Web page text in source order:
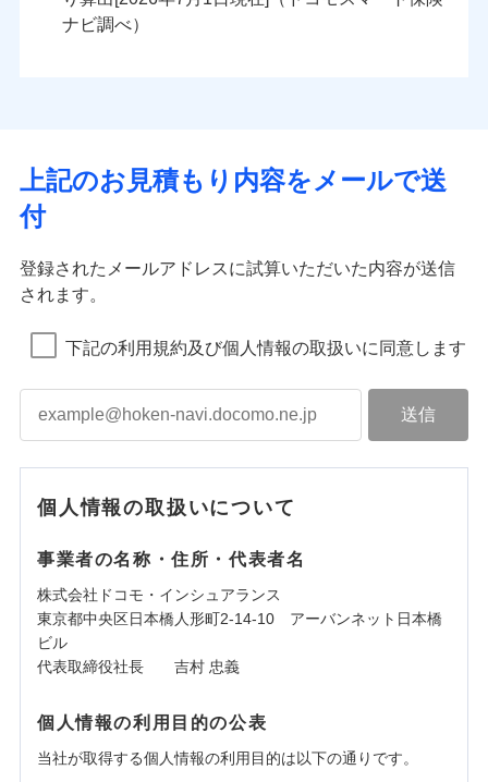
ナビ調べ）
上記のお見積もり内容をメールで送
付
登録されたメールアドレスに試算いただいた内容が送信
されます。
下記の利用規約及び個人情報の取扱いに同意します
個人情報の取扱いについて
事業者の名称・住所・代表者名
株式会社ドコモ・インシュアランス
東京都中央区日本橋人形町2-14-10 アーバンネット日本橋
ビル
代表取締役社長 吉村 忠義
個人情報の利用目的の公表
当社が取得する個人情報の利用目的は以下の通りです。